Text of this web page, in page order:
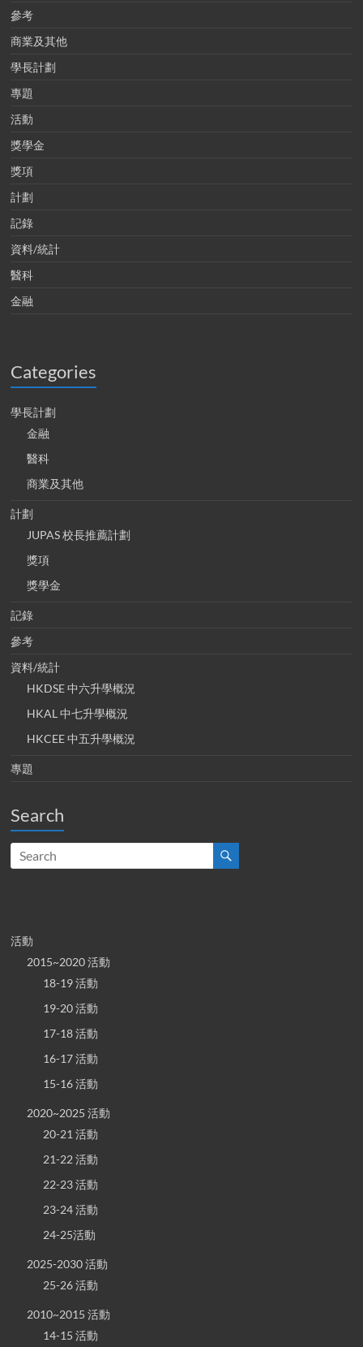
參考
商業及其他
學長計劃
專題
活動
獎學金
獎項
計劃
記錄
資料/統計
醫科
金融
Categories
學長計劃
金融
醫科
商業及其他
計劃
JUPAS 校長推薦計劃
獎項
獎學金
記錄
參考
資料/統計
HKDSE 中六升學概況
HKAL 中七升學概況
HKCEE 中五升學概況
專題
Search
活動
2015~2020 活動
18-19 活動
19-20 活動
17-18 活動
16-17 活動
15-16 活動
2020~2025 活動
20-21 活動
21-22 活動
22-23 活動
23-24 活動
24-25活動
2025-2030 活動
25-26 活動
2010~2015 活動
14-15 活動